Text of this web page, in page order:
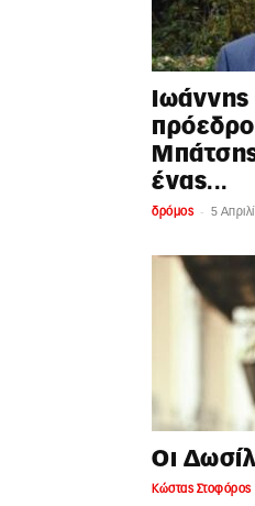
ένας...
δρόμος - 5
Οι
Κώστας Στοφόρος